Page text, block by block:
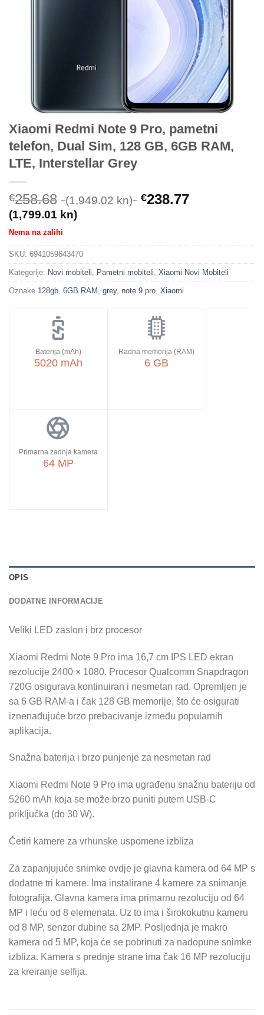
Xiaomi Redmi Note 9 Pro, pametni
telefon, Dual Sim, 128 GB, 6GB RAM,
LTE, Interstellar Grey
€258.68 (1,949.02 kn) €238.77
(1,799.01 kn)
Nema na zalihi
SKU: 6941059643470
Kategorije: Novi mobiteli Pametni mobiteli Xiaomi Novi Mobiteli
Oznake 128gb 6GB RAM grey, note 9 pro Xiaomi
Baterija (mAh)
5020 mAh
Radna memorija (RAM)
6 GB
Primarna zadnja kamera
64 MP
OPIS
DODATNE INFORMACIJE
Veliki LED zaslon i brz procesor
Xiaomi Redmi Note 9 Pro ima 16,7 cm IPS LED ekran
rezolucije 2400 × 1080. Procesor Qualcomm Snapdragon
720G osigurava kontinuiran i nesmetan rad. Opremljen je
sa 6 GB RAM-a i čak 128 GB memorije, što će osigurati
iznenađujuće brzo prebacivanje između popularnih
aplikacija.
Snažna baterija i brzo punjenje za nesmetan rad
Xiaomi Redmi Note 9 Pro ima ugrađenu snažnu bateriju od
5260 mAh koja se može brzo puniti putem USB-C
priključka (do 30 W).
Četiri kamere za vrhunske uspomene izbliza
Za zapanjujuće snimke ovdje je glavna kamera od 64 MP s
dodatne tri kamere. Ima instalirane 4 kamere za snimanje
fotografija. Glavna kamera ima primarnu rezoluciju od 64
MP i leću od 8 elemenata. Uz to ima i širokokutnu kameru
od 8 MP, senzor dubine sa 2MP. Posljednja je makro
kamera od 5 MP, koja će se pobrinuti za nadopune snimke
izbliza. Kamera s prednje strane ima čak 16 MP rezoluciju
za kreiranje selfija.